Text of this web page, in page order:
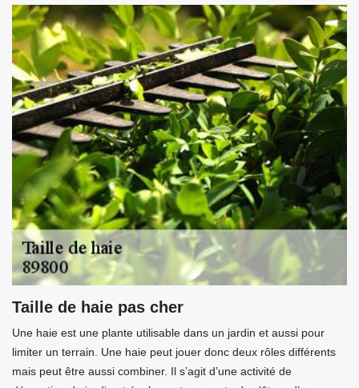
Taille de haie pas cher
Une haie est une plante utilisable dans un jardin et aussi pour
limiter un terrain. Une haie peut jouer donc deux rôles différents
mais peut être aussi combiner. Il s’agit d’une activité de